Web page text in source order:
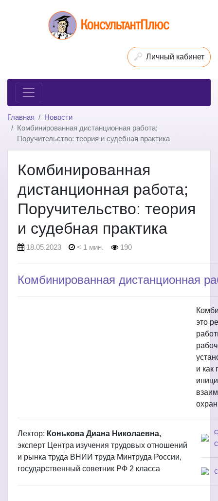
Личный кабинет
Главная
Новости
Комбинированная дистанционная работа;
Поручительство: теория и судебная практика
Комбинированная
дистанционная работа;
Поручительство: теория
и судебная практика
18.05.2023 < 1 мин. 190
Комбинированная дистанционная
это
и как
Лектор: Конькова Диана Николаевна,
эксперт Центра изучения трудовых отношений
и рынка труда ВНИИ труда Минтруда России,
государственный советник РФ 2 класса